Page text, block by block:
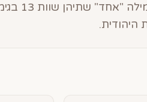
לדוגמה,
היהודית.